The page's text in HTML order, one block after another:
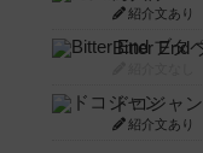
紹介文あり
ドコジャン
紹介文あり